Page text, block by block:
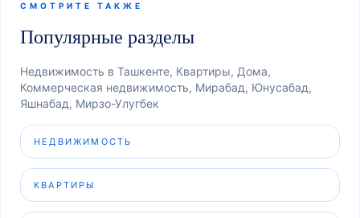
СМОТРИТЕ ТАКЖЕ
Популярные разделы
Недвижимость в Ташкенте, Квартиры, Дома,
Коммерческая недвижимость, Мирабад, Юнусабад,
Яшнабад, Мирзо-Улугбек
НЕДВИЖИМОСТЬ
КВАРТИРЫ